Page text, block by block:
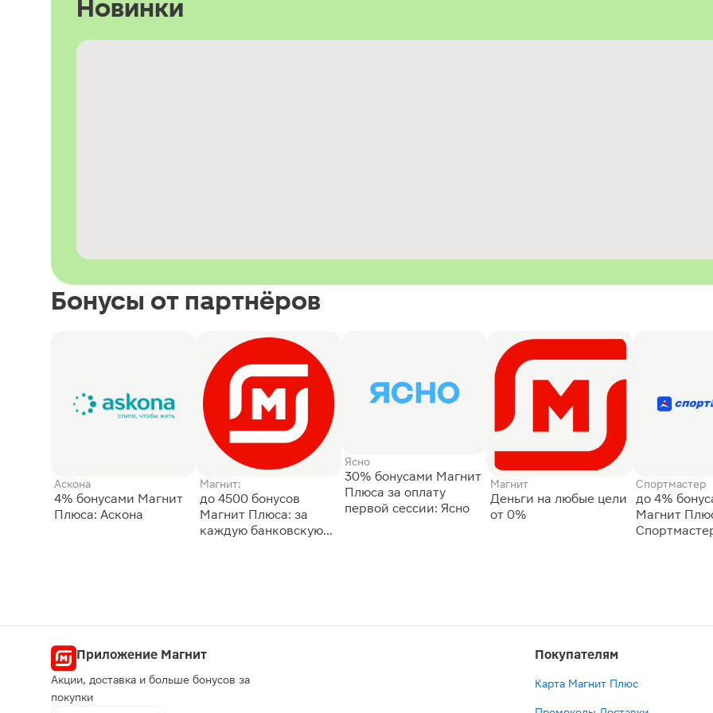
Новинки
Бонусы от партнёров
Аскона
4% бонусами Магнит
Плюса: Аскона
Магнит:
до 4500 бонусов
Магнит Плюса: за
каждую банковскую
Ясно
30% бонусами Магнит
Плюса за оплату
первой сессии: Ясно
Магнит
Деньги на любые цели
от 0%
Спортмастер
до 4%
Магнит
Приложение Магнит
Акции, доставка и больше бонусов за
покупки
Покупателям
Карта Магнит Плюс